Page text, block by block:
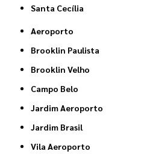
Santa Cecília
Aeroporto
Brooklin Paulista
Brooklin Velho
Campo Belo
Jardim Aeroporto
Jardim Brasil
Vila Aeroporto